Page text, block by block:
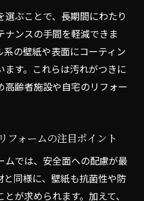
まいの質が向上する理由
住まいの印象が変わる理
感できる壁紙の快適効果
紙リフォームの重要性
を得る壁紙選びの基準
たい助成制度最新情報
用できる助成制度の特徴
ォーム補助金の要点解説
選ぶことで、長期間にわたり
ンスの手間を軽減できま
の壁紙や表面にコーティン
す。これらは汚れがつきに
高齢者施設や自宅のリフォー
フォームの注目ポイント
では、安全面への配慮が最
同様に、壁紙も抗菌性や防
が求められます。加えて、